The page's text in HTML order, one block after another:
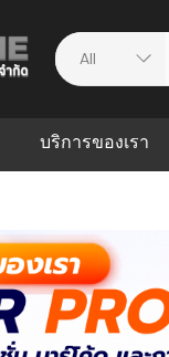
บริการของเรา
ดาวน์โหลดไดร์เวอร์
วีดีโอแนะนำ